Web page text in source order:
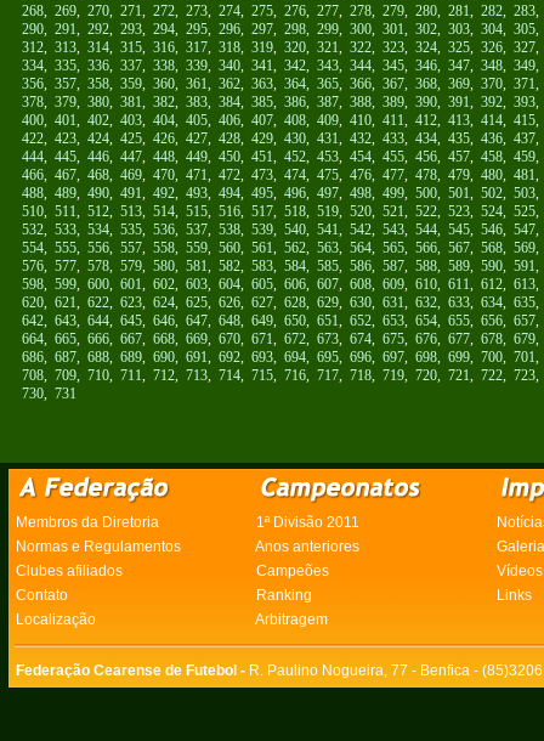
268, 269, 270, 271, 272, 273, 274, 275, 276, 277, 278, 279, 280, 281, 282, 283
290, 291, 292, 293, 294, 295, 296, 297, 298, 299, 300, 301, 302, 303, 304, 305
312, 313, 314, 315, 316, 317, 318, 319, 320, 321, 322, 323, 324, 325, 326, 327
334, 335, 336, 337, 338, 339, 340, 341, 342, 343, 344, 345, 346, 347, 348, 349
356, 357, 358, 359, 360, 361, 362, 363, 364, 365, 366, 367, 368, 369, 370, 371
378, 379, 380, 381, 382, 383, 384, 385, 386, 387, 388, 389, 390, 391, 392, 393
400, 401, 402, 403, 404, 405, 406, 407, 408, 409, 410, 411, 412, 413, 414, 415
422, 423, 424, 425, 426, 427, 428, 429, 430, 431, 432, 433, 434, 435, 436, 437
444, 445, 446, 447, 448, 449, 450, 451, 452, 453, 454, 455, 456, 457, 458, 459
466, 467, 468, 469, 470, 471, 472, 473, 474, 475, 476, 477, 478, 479, 480, 481
488, 489, 490, 491, 492, 493, 494, 495, 496, 497, 498, 499, 500, 501, 502, 503
510, 511, 512, 513, 514, 515, 516, 517, 518, 519, 520, 521, 522, 523, 524, 525
532, 533, 534, 535, 536, 537, 538, 539, 540, 541, 542, 543, 544, 545, 546, 547
554, 555, 556, 557, 558, 559, 560, 561, 562, 563, 564, 565, 566, 567, 568, 569
576, 577, 578, 579, 580, 581, 582, 583, 584, 585, 586, 587, 588, 589, 590, 591
598, 599, 600, 601, 602, 603, 604, 605, 606, 607, 608, 609, 610, 611, 612, 613
620, 621, 622, 623, 624, 625, 626, 627, 628, 629, 630, 631, 632, 633, 634, 635
642, 643, 644, 645, 646, 647, 648, 649, 650, 651, 652, 653, 654, 655, 656, 657
664, 665, 666, 667, 668, 669, 670, 671, 672, 673, 674, 675, 676, 677, 678, 679
686, 687, 688, 689, 690, 691, 692, 693, 694, 695, 696, 697, 698, 699, 700, 701
708, 709, 710, 711, 712, 713, 714, 715, 716, 717, 718, 719, 720, 721, 722, 723
730, 731
Membros da Diretoria 1ª Divisão 2011
Normas e Regulamentos
Anos anteriores
Clubes afiliados
Campeões
Vídeos
Contato
Ranking
Links
Localização
Arbitragem
Federação Cearense de Futebol - R. Paulino Nogueira, 77 - Benfica -